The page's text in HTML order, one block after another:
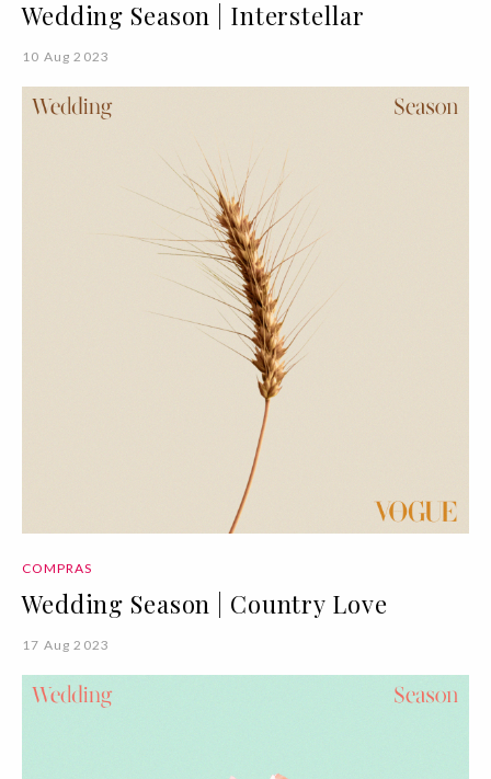
Wedding Season | Interstellar
10 Aug 2023
COMPRAS
Wedding Season | Country Love
17 Aug 2023